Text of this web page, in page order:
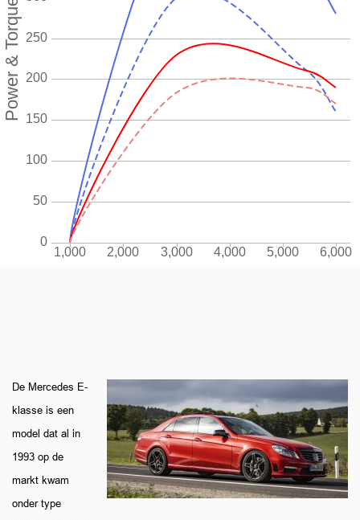
De Mercedes E-
klasse is een
model dat al in
1993 op de
markt kwam
onder type